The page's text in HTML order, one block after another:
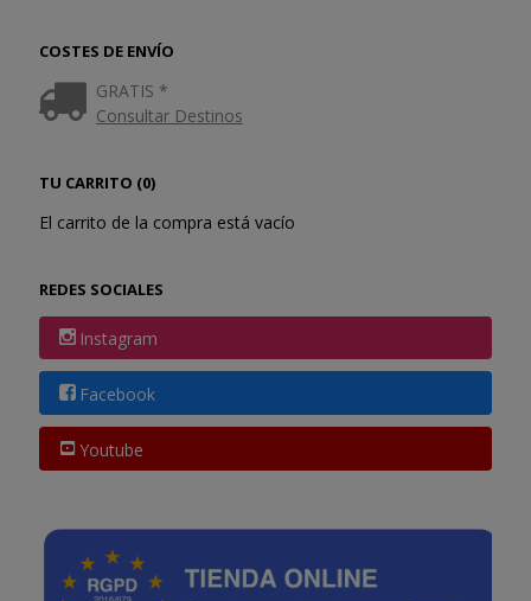
COSTES DE ENVÍO
GRATIS *
Consultar Destinos
TU CARRITO (0)
El carrito de la compra está vacío
REDES SOCIALES
Instagram
Facebook
Youtube